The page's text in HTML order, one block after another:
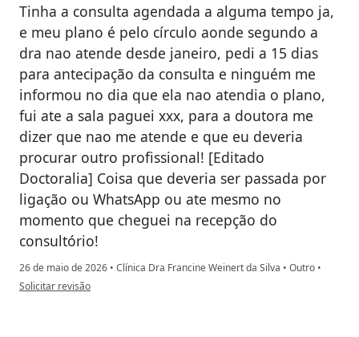
Tinha a consulta agendada a alguma tempo ja,
e meu plano é pelo círculo aonde segundo a
dra nao atende desde janeiro, pedi a 15 dias
para antecipação da consulta e ninguém me
informou no dia que ela nao atendia o plano,
fui ate a sala paguei xxx, para a doutora me
dizer que nao me atende e que eu deveria
procurar outro profissional! [Editado
Doctoralia] Coisa que deveria ser passada por
ligação ou WhatsApp ou ate mesmo no
momento que cheguei na recepção do
consultório!
26 de maio de 2026 • Clínica Dra Francine Weinert da Silva • Outro •
na opinião do utilizador Cintia M
Solicitar revisão